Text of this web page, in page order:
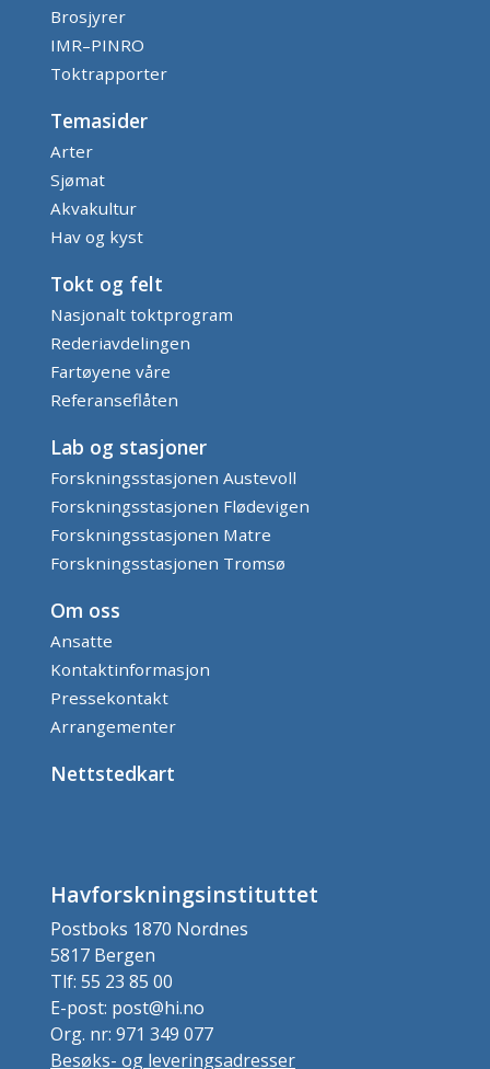
Brosjyrer
IMR–PINRO
Toktrapporter
Temasider
Arter
Sjømat
Akvakultur
Hav og kyst
Tokt og felt
Nasjonalt toktprogram
Rederiavdelingen
Fartøyene våre
Referanseflåten
Lab og stasjoner
Forskningsstasjonen Austevoll
Forskningsstasjonen Flødevigen
Forskningsstasjonen Matre
Forskningsstasjonen Tromsø
Om oss
Ansatte
Kontaktinformasjon
Pressekontakt
Arrangementer
Nettstedkart
Havforskningsinstituttet
Postboks 1870 Nordnes
5817 Bergen
Tlf: 55 23 85 00
E-post: post@hi.no
Org. nr: 971 349 077
Besøks- og leveringsadresser